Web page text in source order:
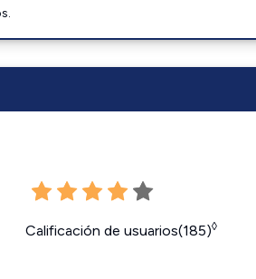
Calificación de usuarios(185)◊